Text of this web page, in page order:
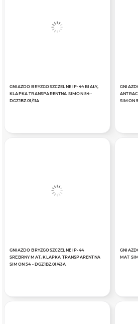
GNIAZDO BRYZGOSZCZELNE IP-44 BIAŁY,
KLAPKA TRANSPARENTNA SIMON 54 -
DGZ1BZ.01/11A
SIMON
GNIAZDO BRYZGOSZCZELNE IP-44
SREBRNY MAT, KLAPKA TRANSPARENTNA
SIMON 54 - DGZ1BZ.01/43A
MAT